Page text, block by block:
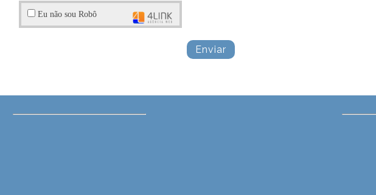
Eu não sou Robô
Enviar